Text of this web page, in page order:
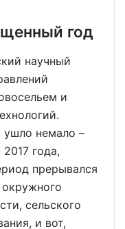
год
научный
и
ушло немало –
года,
прерывался
сельского
и вот,